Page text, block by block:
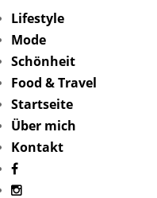
Lifestyle
Mode
Schönheit
Food & Travel
Startseite
Über mich
Kontakt